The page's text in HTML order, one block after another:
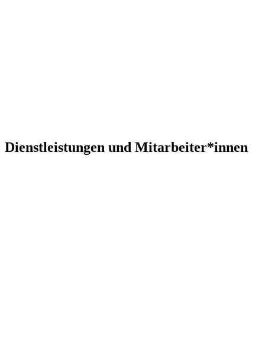
Dienstleistungen und Mitarbeiter*innen